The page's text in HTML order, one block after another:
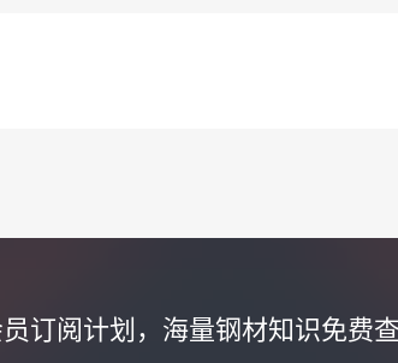
订阅计划，海量钢材知识免费